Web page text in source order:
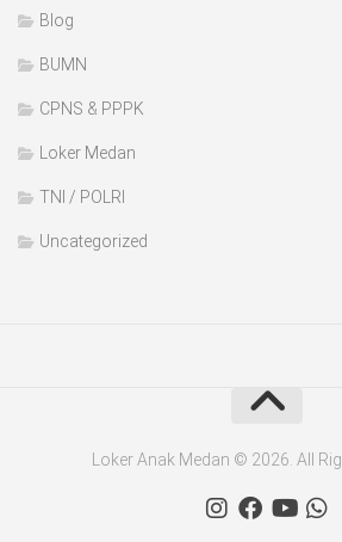
Blog
BUMN
CPNS & PPPK
Loker Medan
TNI / POLRI
Uncategorized
Loker Anak Medan © 2026. All